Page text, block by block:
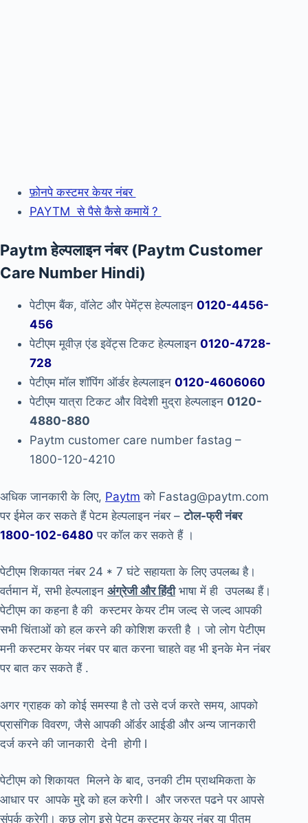
फ़ोनपे कस्टमर केयर नंबर
PAYTM से पैसे कैसे कमायें ?
Paytm हेल्पलाइन नंबर (Paytm Customer
Care Number Hindi)
पेटीएम बैंक, वॉलेट और पेमेंट्स हेल्पलाइन 0120-4456-
456
पेटीएम मूवीज़ एंड इवेंट्स टिकट हेल्पलाइन 0120-4728-
728
पेटीएम मॉल शॉपिंग ऑर्डर हेल्पलाइन 0120-4606060
पेटीएम यात्रा टिकट और विदेशी मुद्रा हेल्पलाइन 0120-
4880-880
Paytm customer care number fastag –
1800-120-4210
अधिक जानकारी के लिए, Paytm को Fastag@paytm.com
पर ईमेल कर सकते हैं पेटम हेल्पलाइन नंबर –टोल-फ्री नंबर
1800-102-6480 पर कॉल कर सकते हैं ।
पेटीएम शिकायत नंबर 24 * 7 घंटे सहायता के लिए उपलब्ध है।
वर्तमान में, सभी हेल्पलाइन अंग्रेजी और हिंदीभाषा में ही उपलब्ध हैं।
पेटीएम का कहना है की कस्टमर केयर टीम जल्द से जल्द आपकी
सभी चिंताओं को हल करने की कोशिश करती है । जो लोग पेटीएम
मनी कस्टमर केयर नंबर पर बात करना चाहते वह भी इनके मेन नंबर
पर बात कर सकते हैं .
अगर ग्राहक को कोई समस्या है तो उसे दर्ज करते समय, आपको
प्रासंगिक विवरण, जैसे आपकी ऑर्डर आईडी और अन्य जानकारी
दर्ज करने की जानकारी देनी होगी l
पेटीएम को शिकायत मिलने के बाद, उनकी टीम प्राथमिकता के
आधार पर आपके मुद्दे को हल करेगी l और जरुरत पढने पर आपसे
संपर्क करेगी। कुछ लोग इसे पेटम कस्टमर केयर नंबर या पीतम